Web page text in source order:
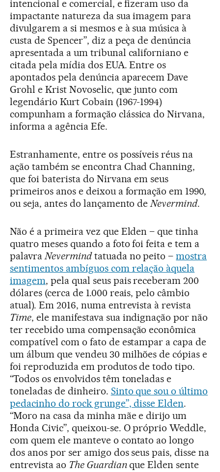
intencional e comercial, e fizeram uso da
impactante natureza da sua imagem para
divulgarem a si mesmos e à sua música à
custa de Spencer”, diz a peça de denúncia
apresentada a um tribunal californiano e
citada pela mídia dos EUA. Entre os
apontados pela denúncia aparecem Dave
Grohl e Krist Novoselic, que junto com
legendário Kurt Cobain (1967-1994)
compunham a formação clássica do Nirvana,
informa a agência Efe.
Estranhamente, entre os possíveis réus na
ação também se encontra Chad Channing,
que foi baterista do Nirvana em seus
primeiros anos e deixou a formação em 1990,
ou seja, antes do lançamento deNevermind.
Não é a primeira vez que Elden – que tinha
quatro meses quando a foto foi feita e tem a
palavraNevermindtatuada no peito –mostra
sentimentos ambíguos com relação àquela
imagem, pela qual seus pais receberam 200
dólares (cerca de 1.000 reais, pelo câmbio
atual). Em 2016, numa entrevista à revista
Time, ele manifestava sua indignação por não
ter recebido uma compensação econômica
compatível com o fato de estampar a capa de
um álbum que vendeu 30 milhões de cópias e
foi reproduzida em produtos de todo tipo.
“Todos os envolvidos têm toneladas e
toneladas de dinheiro. Sinto que sou o último
pedacinho do rock grunge”, disse Elden.
“Moro na casa da minha mãe e dirijo um
Honda Civic”, queixou-se. O próprio Weddle,
com quem ele manteve o contato ao longo
dos anos por ser amigo dos seus pais, disse na
entrevista ao The Guardianque Elden sente